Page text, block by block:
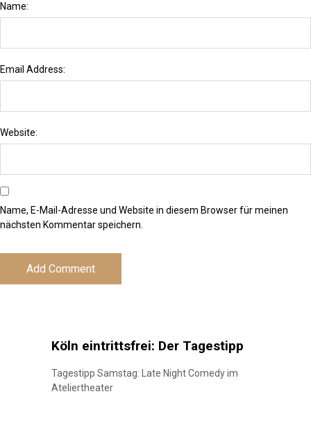
Name:
Email Address:
Website:
Name, E-Mail-Adresse und Website in diesem Browser für meinen
nächsten Kommentar speichern.
Köln eintrittsfrei: Der Tagestipp
Tagestipp Samstag: Late Night Comedy im
Ateliertheater